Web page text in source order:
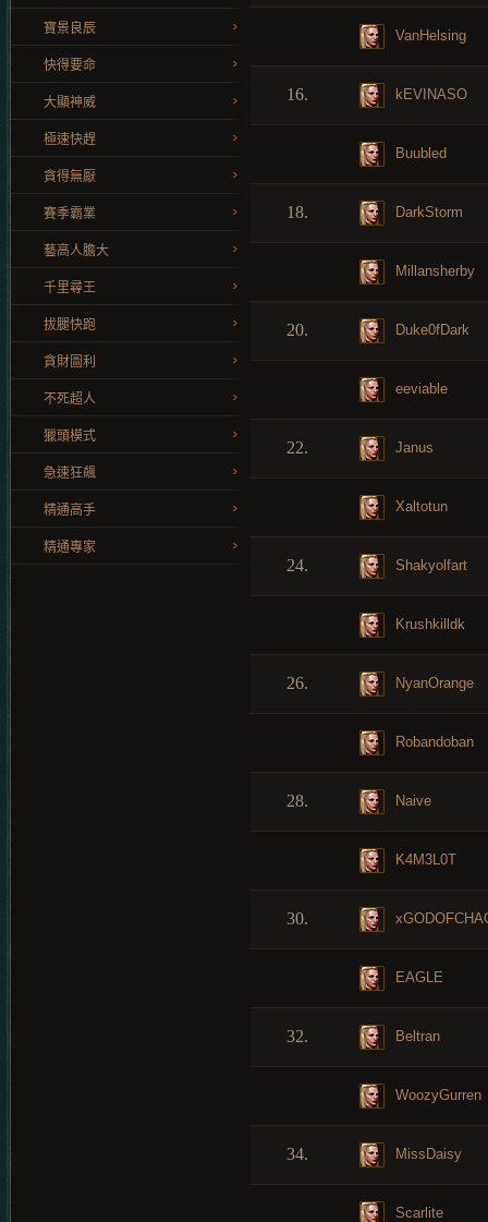
寶景良辰
快得要命
大顯神威
極速快趕
貪得無厭
賽季霸業
藝高人膽大
千里尋王
拔腿快跑
貪財圖利
不死超人
獵頭模式
急速狂飆
精通高手
精通專家
VanHelsing
16. kEVINASO
Buubled
18. DarkStorm
Millansherby
20. Duke0fDark
eeviable
22. Janus
Xaltotun
24. Shakyolfart
Krushkilldk
26. NyanOrange
Robandoban
28. Naive
K4M3L0T
30.
EAGLE
32. Beltran
WoozyGurren
34. MissDaisy
Scarlite